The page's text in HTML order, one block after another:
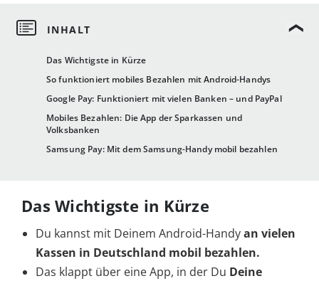
Das Wichtigste in Kürze
So funktioniert mobiles Bezahlen mit Android-Handys
Google Pay: Funktioniert mit vielen Banken – und PayPal
Mobiles Bezahlen: Die App der Sparkassen und
Volksbanken
Samsung Pay: Mit dem Samsung-Handy mobil bezahlen
Das Wichtigste in Kürze
Du kannst mit Deinem Android-Handyan vielen
Kassen in Deutschland mobil bezahlen.
Das klappt über eine App, in der Du Deine